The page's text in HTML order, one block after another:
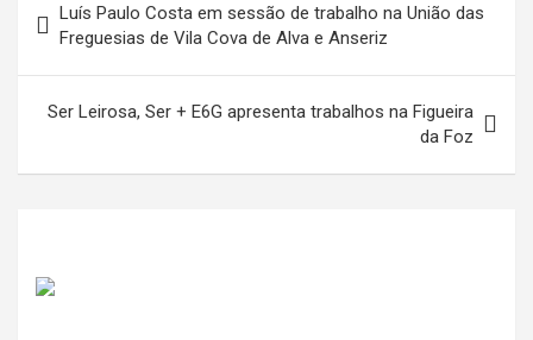
de
artigos
Luís Paulo Costa em sessão de trabalho na União das
Freguesias de Vila Cova de Alva e Anseriz
Ser Leirosa, Ser + E6G apresenta trabalhos na Figueira
da Foz